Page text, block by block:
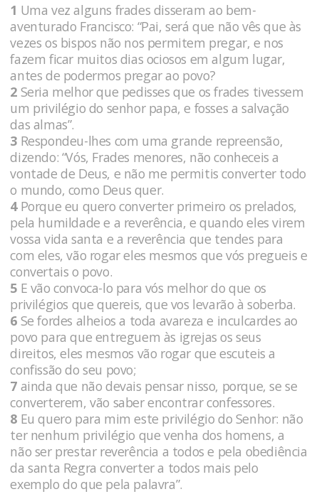
1 Uma vez alguns frades disseram ao bem-
aventurado Francisco: “Pai, será que não vês que às
vezes os bispos não nos permitem pregar, e nos
fazem ficar muitos dias ociosos em algum lugar,
antes de podermos pregar ao povo?
2 Seria melhor que pedisses que os frades tivessem
um privilégio do senhor papa, e fosses a salvação
das almas”.
3 Respondeu-lhes com uma grande repreensão,
dizendo: “Vós, Frades menores, não conheceis a
vontade de Deus, e não me permitis converter todo
o mundo, como Deus quer.
4Porque eu quero converter primeiro os prelados,
pela humildade e a reverência, e quando eles virem
vossa vida santa e a reverência que tendes para
com eles, vão rogar eles mesmos que vós pregueis e
convertais o povo.
5 E vão convoca-lo para vós melhor do que os
privilégios que quereis, que vos levarão à soberba.
6 Se fordes alheios a toda avareza e inculcardes ao
povo para que entreguem às igrejas os seus
direitos, eles mesmos vão rogar que escuteis a
confissão do seu povo;
7 ainda que não devais pensar nisso, porque, se se
converterem, vão saber encontrar confessores.
8 Eu quero para mim este privilégio do Senhor: não
ter nenhum privilégio que venha dos homens, a
não ser prestar reverência a todos e pela obediência
da santa Regra converter a todos mais pelo
exemplo do que pela palavra”.